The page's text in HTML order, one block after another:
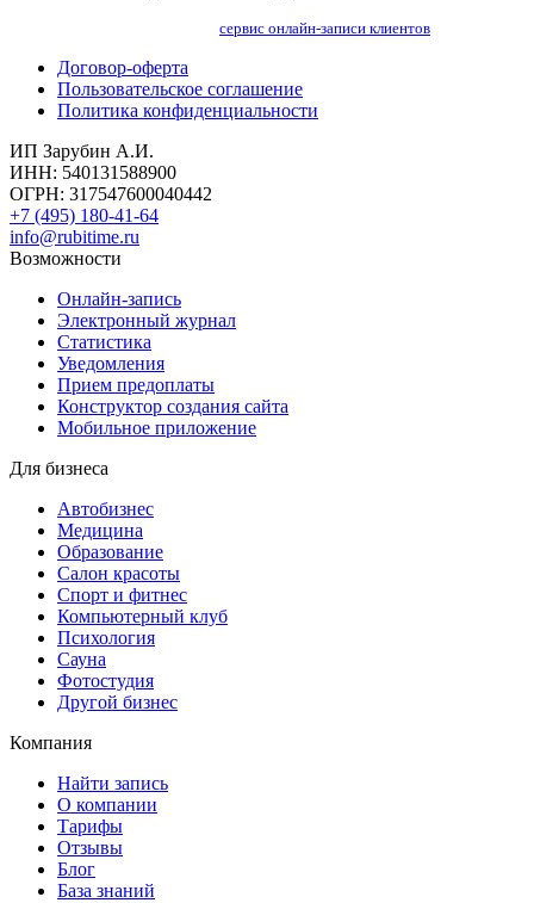
сервис онлайн-записи клиентов
Договор-оферта
Пользовательское соглашение
Политика конфиденциальности
ИП Зарубин А.И.
ИНН: 540131588900
ОГРН: 317547600040442
+7 (495) 180-41-64
info@rubitime.ru
Возможности
Онлайн-запись
Электронный журнал
Статистика
Уведомления
Прием предоплаты
Конструктор создания сайта
Мобильное приложение
Для бизнеса
Автобизнес
Медицина
Образование
Салон красоты
Спорт и фитнес
Компьютерный клуб
Психология
Сауна
Фотостудия
Другой бизнес
Компания
Найти запись
О компании
Тарифы
Отзывы
Блог
База знаний